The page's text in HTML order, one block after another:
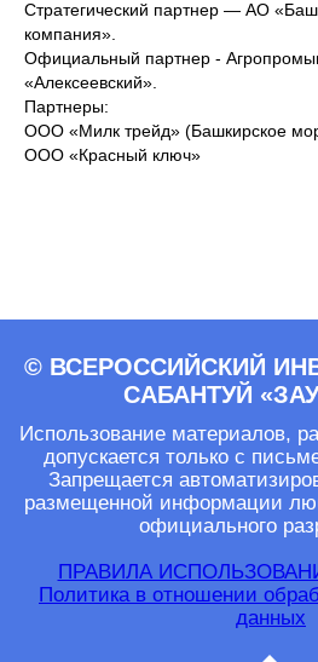
Стратегический партнер — АО
компания».
Официальный партнер -
«Алексеевский».
Партнеры:
ООО «Милк трейд» (Башкирское
ООО «Красный ключ»